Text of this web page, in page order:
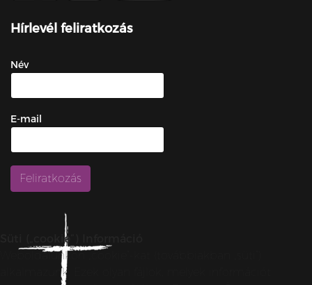
Hírlevél feliratkozás
Név
E-mail
Süti („cookie”) Információ
Weboldalunkon „cookie”-kat (továbbiakban „süti”)
alkalmazunk. Ezek olyan fájlok, melyek információt